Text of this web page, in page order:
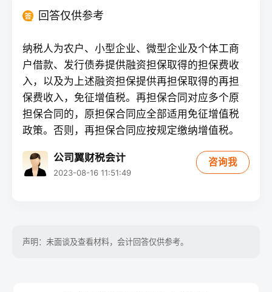
回答仅供参考
纳税人为农户、小型企业、微型企业及个体工商
户借款、发行债券提供融资担保取得的担保费收
入，以及为上述融资担保提供再担保取得的再担
保费收入，免征增值税。再担保合同对应多个原
担保合同的，原担保合同应全部适用免征增值税
政策。否则，再担保合同应按规定缴纳增值税。
公司翼财税会计
2023-08-16 11:51:49
咨询我
声明：未面谈及查看材料，会计回答仅供参考。